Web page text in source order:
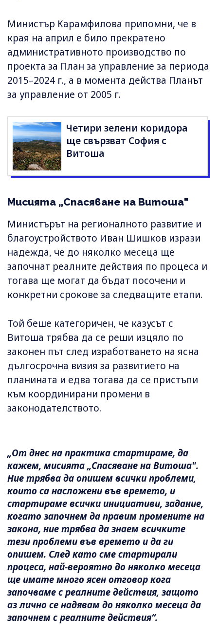
Министър Карамфилова припомни, че в
края на април е било прекратено
административното производство по
проекта за План за управление за периода
2015–2024 г., а в момента действа Планът
за управление от 2005 г.
Четири зелени коридора
ще свързват София с
Витоша
Мисията „Спасяване на Витоша"
Министърът на регионалното развитие и
благоустройството Иван Шишков изрази
надежда, че до няколко месеца ще
започнат реалните действия по процеса и
тогава ще могат да бъдат посочени и
конкретни срокове за следващите етапи.
Той беше категоричен, че казусът с
Витоша трябва да се реши изцяло по
законен път след изработването на ясна
дългосрочна визия за развитието на
планината и едва тогава да се пристъпи
към координирани промени в
законодателството.
„От днес на практика стартираме, да
кажем, мисията „Спасяване на Витоша".
Ние трябва да опишем всички проблеми,
които са насложени във времето, и
стартираме всички инициативи, задание,
когато започнем да правим промените на
закона, ние трябва да знаем всичките
тези проблеми във времето и да ги
опишем. След като сме стартирали
процеса, най-вероятно до няколко месеца
ще имате много ясен отговор кога
започваме с реалните действия, защото
аз лично се надявам до няколко месеца да
започнем с реалните действия“.